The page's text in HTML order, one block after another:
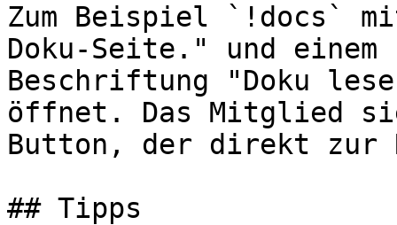
Zum Beispiel `!docs`
Doku-Seite." und
Beschriftung "Doku
öffnet. Das Mitglied
Button, der direkt zur
## Tipps